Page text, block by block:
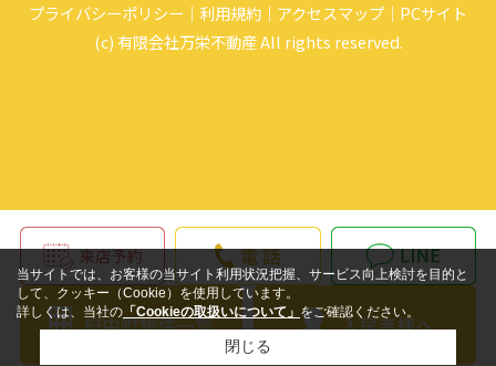
プライバシーポリシー 利用規約 アクセスマップ
PCサイト
(c) 有限会社万栄不動産 All rights reserved.
当サイトでは、お客様の当サイト利用状況把握、サービス向上検討を目的と
して、クッキー（Cookie）を使用しています。
詳しくは、当社の 「Cookieの取扱いについて」 をご確認ください。
閉じる